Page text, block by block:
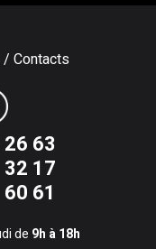
/ Contacts
63
17
61
de 9h à 18h